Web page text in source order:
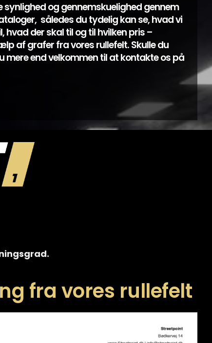
synlighed og gennemskuelighed gennem
således du tydelig kan se, hvad vi
hvad der skal til og til hvilken pris –
af grafer fra vores rullefelt. Skulle du
mere end velkommen til at kontakte os på
fra vores rullefelt